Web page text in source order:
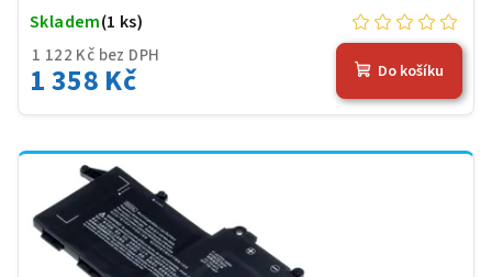
1 122 Kč bez DPH
1 358 Kč
Skladem(1 ks)
Do košíku